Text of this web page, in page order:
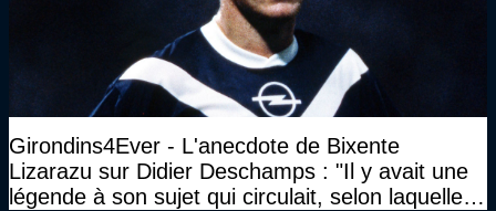
Girondins4Ever - L'anecdote de Bixente
Lizarazu sur Didier Deschamps : "Il y avait une
légende à son sujet qui circulait, selon laquelle il